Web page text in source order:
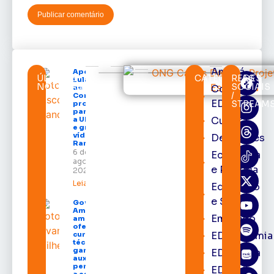
ÚLTIMAS
NOTÍCIAS
Após veto,
Lula envia
ao
Congresso
projeto
para criar
a UNIFRON
e grava
vídeo para
Randolfe
6 de
agosto de
2026
Leia mais »
Governo do
Amapá
amplia
oferta de
cursos
técnicos e
garante
auxílio
permanência
CATEGORIAS
Amapá
Cortes
EDcast
Cultura
Destaques
Economia
e Política
Educação
e Saúde
Emprego
EDacademia
EDbrasília
EDcast
REDES
SOCIAIS
/